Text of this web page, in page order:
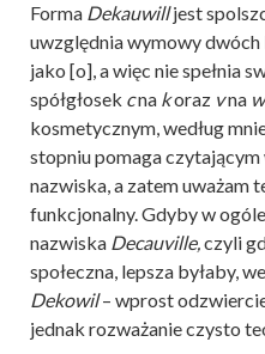
Forma Dekauwilljest
uwzględnia wymowy
jako [o], a więc nie spełnia
spółgłosek cna koraz vna w
kosmetycznym, według
stopniu pomaga
nazwiska, a zatem uważam
funkcjonalny. Gdyby w
nazwiska Decauville,czyli
społeczna, lepsza byłaby,
Dekowil– wprost
jednak rozważanie czysto